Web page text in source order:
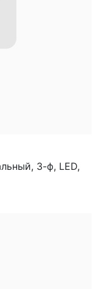
3-ф, LED,